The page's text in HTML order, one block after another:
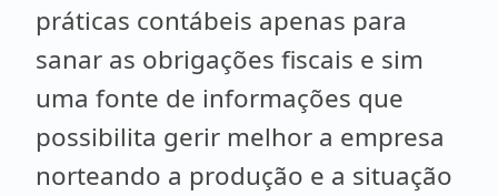
práticas contábeis apenas para
sanar as obrigações fiscais e sim
uma fonte de informações que
possibilita gerir melhor a empresa
norteando a produção e a situação